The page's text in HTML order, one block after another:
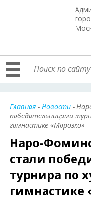
Главная - Новости -
победительницами
гимнастике «Морозко»
Наро-
стали
турнира по
гимнастике